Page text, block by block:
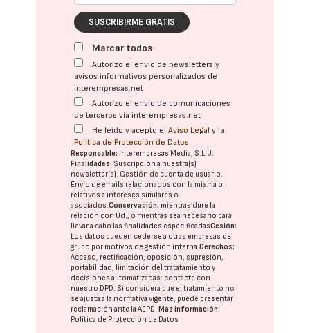
SUSCRIBIRME GRATIS
Marcar todos
Autorizo el envío de newsletters y
avisos informativos personalizados de
interempresas.net
Autorizo el envío de comunicaciones
de terceros vía interempresas.net
He leído y acepto elAviso Legal y la
Política de Protección de Datos
Responsable: Interempresas Media, S.L.U.
Finalidades: Suscripción a nuestra(s)
newsletter(s). Gestión de cuenta de usuario.
Envío de emails relacionados con la misma o
relativos a intereses similares o
asociados.Conservación: mientras dure la
relación con Ud., o mientras sea necesario para
llevar a cabo las finalidades especificadasCesión:
Los datos pueden cederse a otras empresas del
grupo por motivos de gestión interna.Derechos:
Acceso, rectificación, oposición, supresión,
portabilidad, limitación del tratatamiento y
decisiones automatizadas: contacte con
nuestro DPD. Si considera que el tratamiento no
se ajusta a la normativa vigente, puede presentar
reclamación ante laAEPD.Más información:
Política de Protección de Datos